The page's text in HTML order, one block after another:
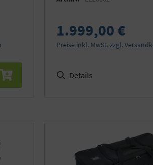
1.999,00 €
Preise inkl. MwSt. zzgl.
Details